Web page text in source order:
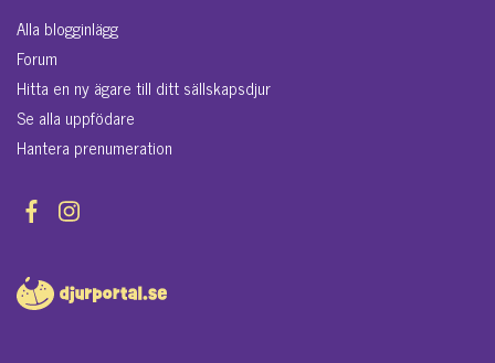
Alla blogginlägg
Forum
Hitta en ny ägare till ditt sällskapsdjur
Se alla uppfödare
Hantera prenumeration